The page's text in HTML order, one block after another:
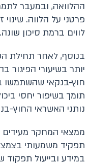
ההלוואה, ובמעבר
פרטני על הלווה.
לווים ברמת סיכון שונה.
בנוסף, לאחר תחילת
יותר בשיעורי הפיגור
חוץ‑בנקאי שהשתמשו
תומך בשיפור יחסי
נותני האשראי החוץ-
ממצאי המחקר מעידים
תפקיד משמעותי
במידע ובייעול